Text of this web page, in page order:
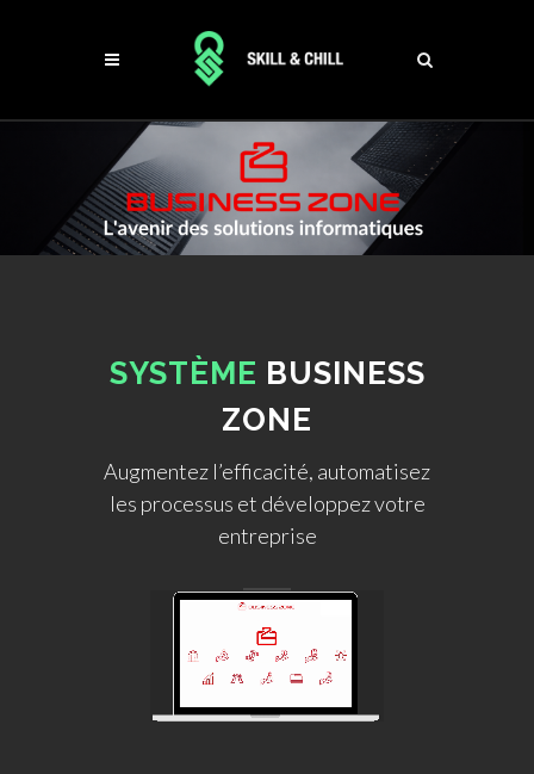
SYSTÈME BUSINESS
ZONE
Augmentez l’efficacité, automatisez
les processus et développez votre
entreprise